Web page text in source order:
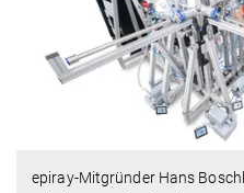
epiray-Mitgründer Hans